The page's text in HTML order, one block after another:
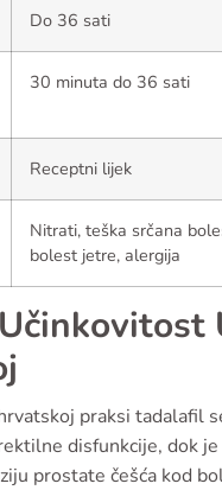
Do 36 sati
30 minuta do 36 sati
Receptni lijek
Nitrati, teška srčana
bolest jetre, alergija
praksi tadalafil
disfunkcije, dok
prostate češća kod